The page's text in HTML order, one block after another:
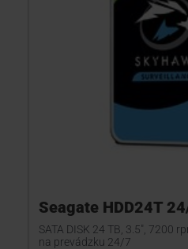
Seagate HDD24T
SATA DISK 24 TB, 3.5", 7200
na prevádzku 24/7